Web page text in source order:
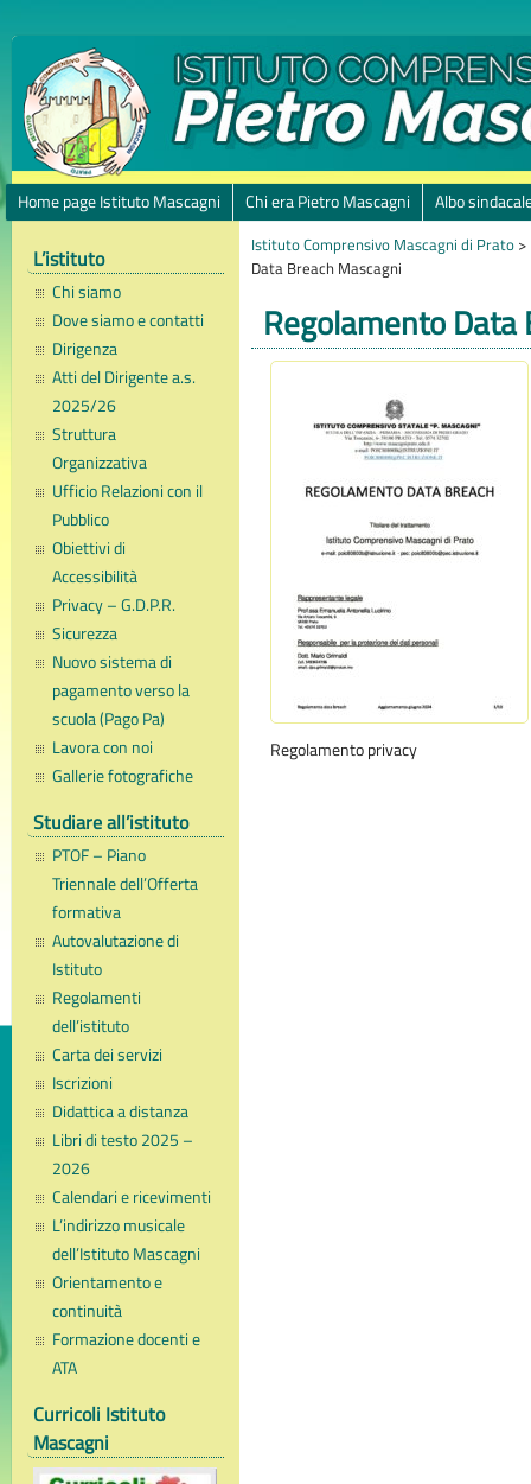
Home page Istituto Mascagni Chi era Pietro Mascagni Albo
L’istituto
Chi siamo
Dove siamo e contatti
Dirigenza
Atti del Dirigente a.s.
2025/26
Struttura
Organizzativa
Ufficio Relazioni con il
Pubblico
Obiettivi di
Accessibilità
Privacy – G.D.P.R.
Sicurezza
Nuovo sistema di
pagamento verso la
scuola (Pago Pa)
Lavora con noi
Gallerie fotografiche
Studiare all’istituto
PTOF – Piano
Triennale dell’Offerta
formativa
Autovalutazione di
Istituto
Regolamenti
dell’istituto
Carta dei servizi
Iscrizioni
Didattica a distanza
Libri di testo 2025 –
2026
Calendari e ricevimenti
L’indirizzo musicale
dell’Istituto Mascagni
Orientamento e
continuità
Formazione docenti e
ATA
Curricoli Istituto
Mascagni
Istituto Comprensivo Mascagni di Prato>
Data Breach Mascagni
Regolamento
Regolamento privacy